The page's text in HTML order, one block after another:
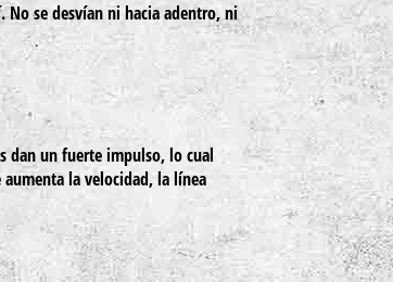
se desvían ni hacia adentro, ni
dan un fuerte impulso, lo cual
la velocidad, la línea